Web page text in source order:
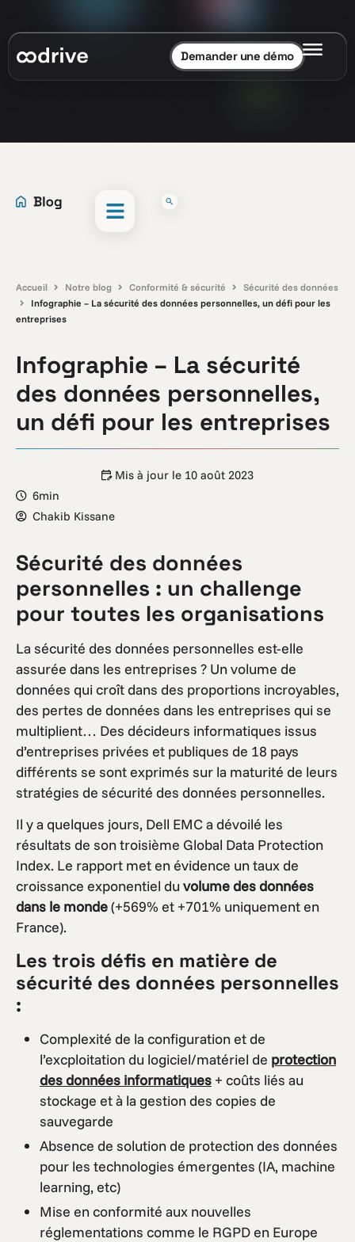
Demander une démo
Accueil Notre blog Conformité & sécurité
Sécurité des données
Infographie – La sécurité des données personnelles, un défi pour les
entreprises
Infographie – La sécurité
des données personnelles,
un défi pour les entreprises
Mis à jour le 10 août 2023
6min
Chakib Kissane
Sécurité des données
personnelles : un challenge
pour toutes les organisations
La sécurité des données personnelles est-elle
assurée dans les entreprises ? Un volume de
données qui croît dans des proportions incroyables,
des pertes de données dans les entreprises qui se
multiplient… Des décideurs informatiques issus
d’entreprises privées et publiques de 18 pays
différents se sont exprimés sur la maturité de leurs
stratégies de sécurité des données personnelles.
Il y a quelques jours, Dell EMC a dévoilé les
résultats de son troisième Global Data Protection
Index. Le rapport met en évidence un taux de
croissance exponentiel du volume des données
dans le monde(+569% et +701% uniquement en
France).
Les trois défis en matière de
sécurité des données personnelles
:
Complexité de la configuration et de
l’excploitation du logiciel/matériel de protection
des données informatiques + coûts liés au
stockage et à la gestion des copies de
sauvegarde
Absence de solution de protection des données
pour les technologies émergentes (IA, machine
learning, etc)
Mise en conformité aux nouvelles
réglementations comme le RGPD en Europe